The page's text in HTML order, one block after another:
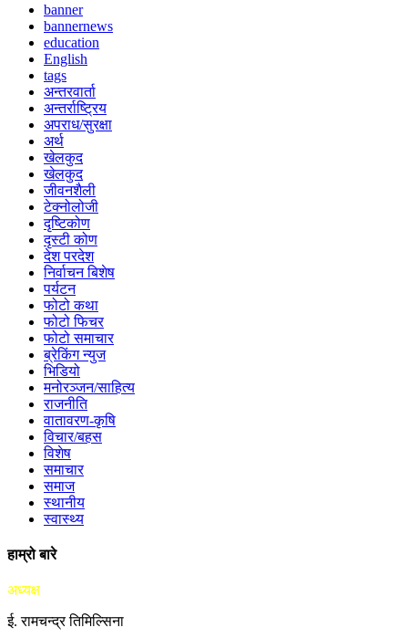
banner
bannernews
education
English
tags
अन्तरवार्ता
अन्तर्राष्ट्रिय
अपराध/सुरक्षा
अर्थ
खेलकुद
खेलकुद
जीवनशैली
टेक्नोलोजी
दृष्टिकोण
दृस्टी कोण
देश परदेश
निर्वाचन बिशेष
पर्यटन
फोटो कथा
फोटो फिचर
फोटो समाचार
ब्रेकिंग न्युज
भिडियो
मनोरञ्जन/साहित्य
राजनीति
वातावरण-कृषि
विचार/बहस
विशेष
समाचार
समाज
स्थानीय
स्वास्थ्य
हाम्रो बारे
अध्यक्ष
ई. रामचन्द्र तिमिल्सिना